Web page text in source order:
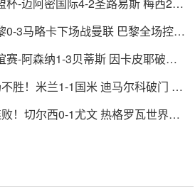
0-3马略卡下场战曼联 巴黎全场控球
赛-阿森纳1-3贝蒂斯 因卡皮耶破门
胜！米兰1-1国米 迪马尔科破门 恩
！切尔西0-1尤文 热格罗瓦世界波